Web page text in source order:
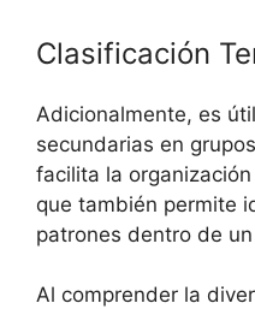
Clasificación
Adicionalmente, es
secundarias en
facilita la
que también permite
patrones dentro de
Al comprender la